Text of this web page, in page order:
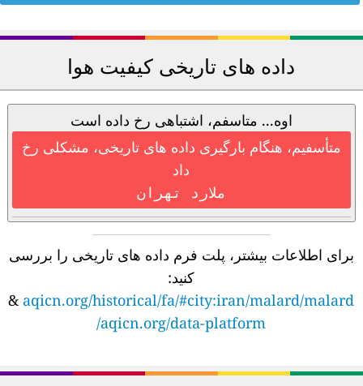
داده های تاریخی کیفیت هوا
اوه... متاسفم، اشتباهی رخ داده است
متأسفیم، هنگام بارگیری داده های تاریخی، مشکلی رخ
داد
ملارد تهران
برای اطلاعات بیشتر، پلت فرم داده های تاریخی را بررسی
کنید:
aqicn.org/historical/fa/#city:iran/malard/malard
&
aqicn.org/data-platform/